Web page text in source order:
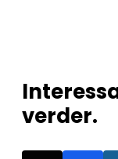
verder.